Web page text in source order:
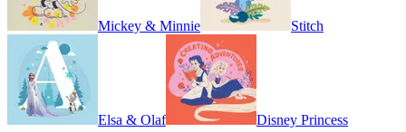
Mickey & Minnie Stitch
Elsa & Olaf Disney Princess